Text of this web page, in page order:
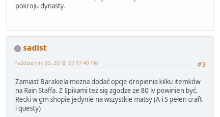
pokroju dynasty.
sadist
#3
Październik 03, 2018, 07:17:40 PM
Zamiast Barakiela można dodać opcje dropienia kilku itemków
na Rain Staffa. Z Epikami też się zgodze że 80 lv powinien być.
Recki w gm shopie jedynie na wszystkie matsy (A i S pełen craft
i questy)